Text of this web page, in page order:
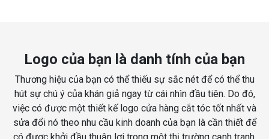
Logo của bạn là danh tính của bạn
Thương hiệu của bạn có thể thiếu sự sắc nét để có thể thu
hút sự chú ý của khán giả ngay từ cái nhìn đầu tiên. Do đó,
việc có được một thiết kế logo cửa hàng cắt tóc tốt nhất và
sửa đổi nó theo nhu cầu kinh doanh của bạn là cần thiết để